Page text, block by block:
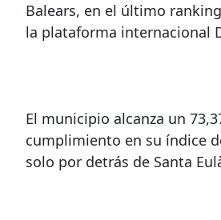
Balears, en el último
la plataforma internacional
El municipio alcanza un
cumplimiento en su índice
solo por detrás de Santa